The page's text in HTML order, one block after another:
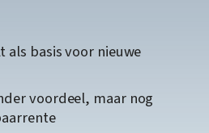
als basis voor nieuwe
voordeel, maar nog